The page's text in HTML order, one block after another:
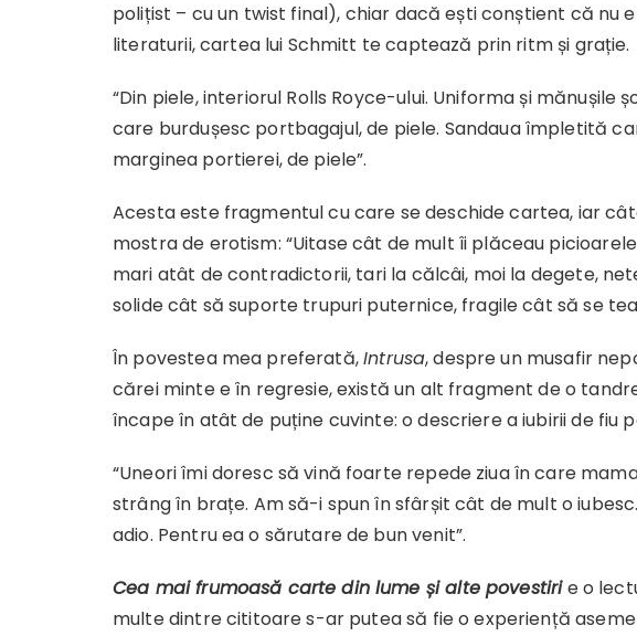
polițist – cu un twist final), chiar dacă ești conștient că nu
literaturii, cartea lui Schmitt te captează prin ritm și grație.
“Din piele, interiorul Rolls Royce-ului. Uniforma și mănușile
care burdușesc portbagajul, de piele. Sandaua împletită
marginea portierei, de piele”.
Acesta este fragmentul cu care se deschide cartea, iar
mostra de erotism: “Uitase cât de mult îi plăceau
mari atât de contradictorii, tari la călcâi, moi la degete,
solide cât să suporte trupuri puternice, fragile cât să se
În povestea mea preferată,Intrusa, despre un musafir
cărei minte e în regresie, există un alt fragment de o
încape în atât de puține cuvinte: o descriere a iubirii de fiu
“Uneori îmi doresc să vină foarte repede ziua în care
strâng în brațe. Am să-i spun în sfârșit cât de mult o
adio. Pentru ea o sărutare de bun venit”.
Cea mai frumoasă carte din lume și alte povestirie o
multe dintre cititoare s-ar putea să fie o experiență